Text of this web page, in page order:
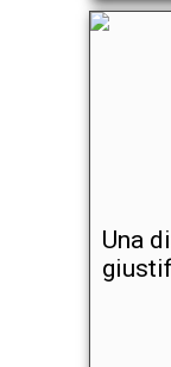
Una